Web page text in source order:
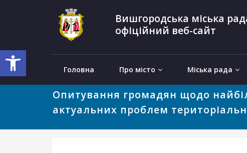
Відкрити Панель інструментів
Вишгородська міська
офіційний веб-сайт
Головна Про місто Міська рада
Опитування громадян щодо
актуальних проблем